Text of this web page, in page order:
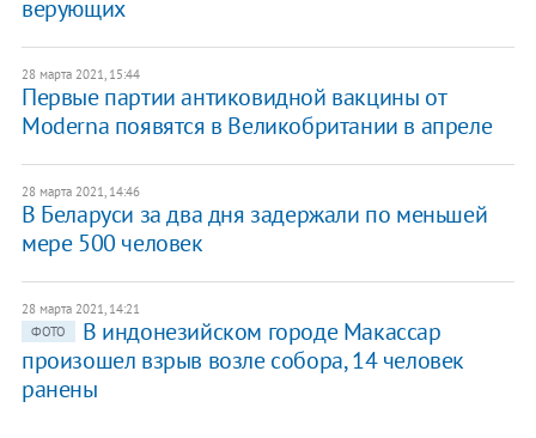
верующих
28 марта 2021, 15:44
Первые партии антиковидной вакцины от
Moderna появятся в Великобритании в апреле
28 марта 2021, 14:46
В Беларуси за два дня задержали по меньшей
мере 500 человек
28 марта 2021, 14:21
ФОТО
В индонезийском городе Макассар
произошел взрыв возле собора, 14 человек
ранены